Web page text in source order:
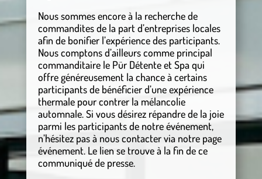
Nous sommes encore à la recherche de
commandites de la part d’entreprises locales
afin de bonifier l’expérience des participants.
Nous comptons d’ailleurs comme principal
commanditaire le Pür Détente et Spa qui
offre généreusement la chance à certains
participants de bénéficier d’une expérience
thermale pour contrer la mélancolie
automnale. Si vous désirez répandre de la joie
parmi les participants de notre événement,
n’hésitez pas à nous contacter via notre page
événement. Le lien se trouve à la fin de ce
communiqué de presse.